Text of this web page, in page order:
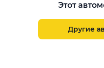
Этот
Другие
Правила размещения
Пользовательское